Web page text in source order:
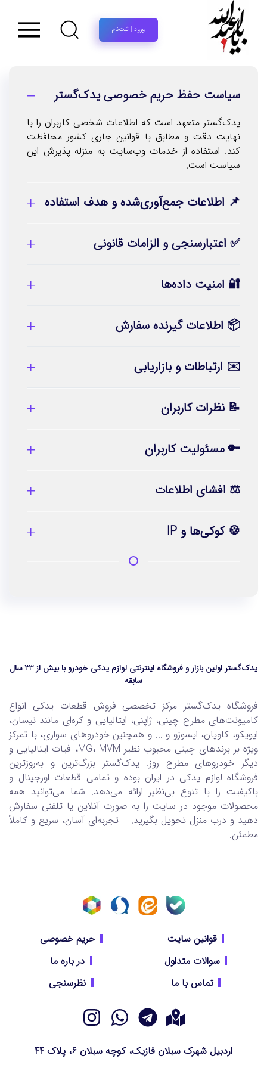
ورود | ثبت‌نام
سیاست حفظ حریم خصوصی یدک‌گستر
یدک‌گستر متعهد است که اطلاعات شخصی کاربران را با
نهایت دقت و مطابق با قوانین جاری کشور محافظت
کند. استفاده از خدمات وب‌سایت به منزله پذیرش این
سیاست است.
📌 اطلاعات جمع‌آوری‌شده و هدف استفاده
✅ اعتبارسنجی و الزامات قانونی
🔐 امنیت داده‌ها
📦 اطلاعات گیرنده سفارش
✉️ ارتباطات و بازاریابی
📝 نظرات کاربران
🔑 مسئولیت کاربران
⚖️ افشای اطلاعات
🍪 کوکی‌ها و IP
یدک‌گستر اولین بازار و فروشگاه اینترنتی لوازم یدکی خودرو با بیش از 33 سال
سابقه
فروشگاه یدک‌گستر مرکز تخصصی فروش قطعات یدکی انواع
کامیونت‌های مطرح چینی، ژاپنی، ایتالیایی و کره‌ای مانند نیسان،
ایویکو، کاویان، ایسوزو و ... و همچنین خودروهای سواری، با تمرکز
ویژه بر برندهای چینی محبوب نظیر MG، MVM، فیات ایتالیایی و
دیگر خودروهای مطرح روز. یدک‌گستر بزرگ‌ترین و به‌روزترین
فروشگاه لوازم یدکی در ایران بوده و تمامی قطعات اورجینال و
باکیفیت را با تنوع بی‌نظیر ارائه می‌دهد. شما می‌توانید همه
محصولات موجود در سایت را به صورت آنلاین یا تلفنی سفارش
دهید و درب منزل تحویل بگیرید. – تجربه‌ای آسان، سریع و کاملاً
مطمئن.
قوانین سایت
حریم خصوصی
سوالات متداول
در باره ما
تماس با ما
نظرسنجی
اردبیل شهرک سبلان فازیک، کوچه سبلان 6، پلاک 44